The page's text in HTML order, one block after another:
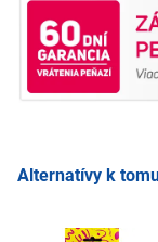
Alternatívy k